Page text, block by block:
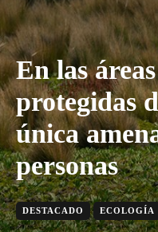
En las
protegidas
única
personas
DESTACADO ECOLOGÍA